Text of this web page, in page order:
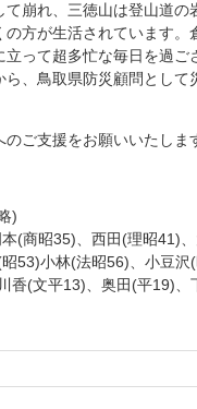
崩れ、三徳山は登山道
の方が生活されています
って超多忙な毎日を過
、鳥取県防災顧問とし
ご支援をお願いいたしま
)
(商昭35)、西田(理昭41)
53)小林(法昭56)、小豆
香(文平13)、奥田(平19)